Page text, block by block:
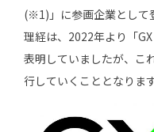
(※1)」に参画企業として
理経は、2022年より「
表明していましたが、こ
行していくこととなります